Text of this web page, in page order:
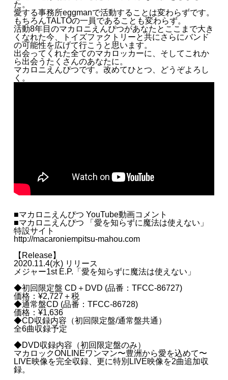
た。
愛する事務所eggmanで活動することは変わらずです。
もちろんTALTOの一員であることも変わらず。
活動8年目のマカロニえんぴつがあなたとここまで大き
くなれた今、トイズファクトリーと共にさらにバンド
の可能性を広げて行こうと思います。
出会ってくれた全てのマカロッカーに、そしてこれか
ら出会うたくさんのあなたに。
マカロニえんぴつです。改めてひとつ、どうぞよろし
く。
■マカロニえんぴつ YouTube動画コメント
■マカロニえんぴつ 「愛を知らずに魔法は使えない」
特設サイト
http://macaroniempitsu-mahou.com
【Release】
2020.11.4(水) リリース
メジャー1st E.P.「愛を知らずに魔法は使えない」
◆初回限定盤 CD＋DVD (品番：TFCC-86727)
価格：¥2,727＋税
◆通常盤CD (品番：TFCC-86728)
価格：¥1,636
◆CD収録内容（初回限定盤/通常盤共通）
全6曲収録予定
◆DVD収録内容（初回限定盤のみ）
マカロックONLINEワンマン〜豊洲から愛を込めて〜
LIVE映像を完全収録、更に特別LIVE映像を2曲追加収
録。